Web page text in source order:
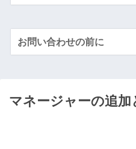
お問い合わせの前に
マネージャーの追加